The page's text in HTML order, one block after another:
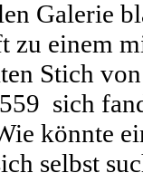
Galerie
zu einem
Stich
sich
könnte
selbst